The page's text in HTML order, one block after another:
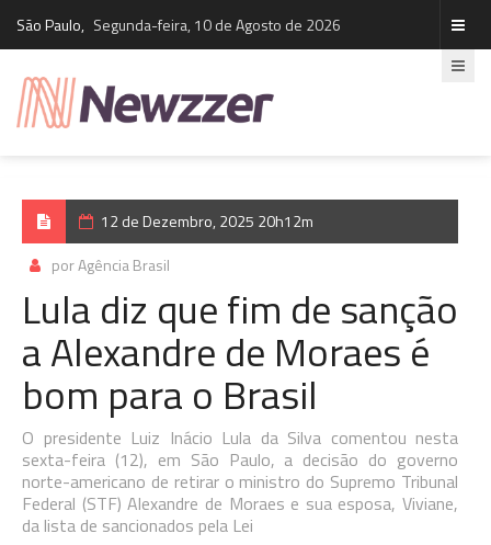
São Paulo, Segunda-feira, 10 de Agosto de 2026
12 de Dezembro, 2025 20h12m
por Agência Brasil
Lula diz que fim de sanção
a Alexandre de Moraes é
bom para o Brasil
O presidente Luiz Inácio Lula da Silva comentou nesta
sexta-feira (12), em São Paulo, a decisão do governo
norte-americano de retirar o ministro do Supremo Tribunal
Federal (STF) Alexandre de Moraes e sua esposa, Viviane,
da lista de sancionados pela Lei